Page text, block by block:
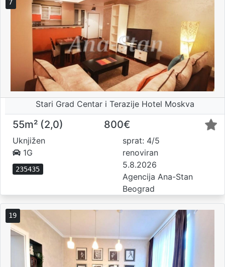
7
Stari Grad Centar i Terazije Hotel Moskva
55m² (2,0) 800€
Uknjižen
1G
235435
sprat: 4/5
renoviran
5.8.2026
Agencija Ana-Stan
Beograd
19